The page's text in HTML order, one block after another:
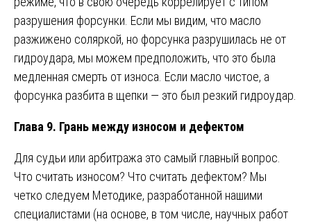
разрушения форсунки. Если мы видим, что масло
разжижено соляркой, но форсунка разрушилась не от
гидроудара, мы можем предположить, что это была
медленная смерть от износа. Если масло чистое, а
форсунка разбита в щепки — это был резкий гидроудар.
Глава 9. Грань между износом и дефектом
Для судьи или арбитража это самый главный вопрос.
Что считать износом? Что считать дефектом? Мы
четко следуем Методике, разработанной нашими
специалистами (на основе, в том числе, научных работ